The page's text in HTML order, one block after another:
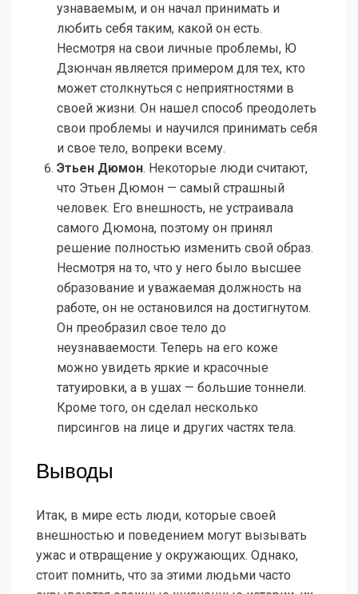
узнаваемым, и он начал принимать и
любить себя таким, какой он есть.
Несмотря на свои личные проблемы, Ю
Дзюнчан является примером для тех, кто
может столкнуться с неприятностями в
своей жизни. Он нашел способ преодолеть
свои проблемы и научился принимать себя
и свое тело, вопреки всему.
Этьен Дюмон. Некоторые люди считают,
что Этьен Дюмон — самый страшный
человек. Его внешность, не устраивала
самого Дюмона, поэтому он принял
решение полностью изменить свой образ.
Несмотря на то, что у него было высшее
образование и уважаемая должность на
работе, он не остановился на достигнутом.
Он преобразил свое тело до
неузнаваемости. Теперь на его коже
можно увидеть яркие и красочные
татуировки, а в ушах — большие тоннели.
Кроме того, он сделал несколько
пирсингов на лице и других частях тела.
Выводы
Итак, в мире есть люди, которые своей
внешностью и поведением могут вызывать
ужас и отвращение у окружающих. Однако,
стоит помнить, что за этими людьми часто